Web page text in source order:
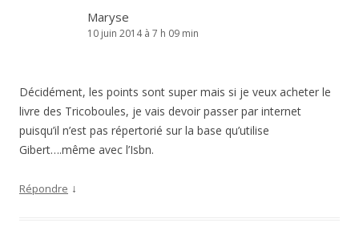
Maryse
10 juin 2014 à 7 h 09 min
Décidément, les points sont super mais si je veux acheter le
livre des Tricoboules, je vais devoir passer par internet
puisqu’il n’est pas répertorié sur la base qu’utilise
Gibert….même avec l’Isbn.
Répondre ↓